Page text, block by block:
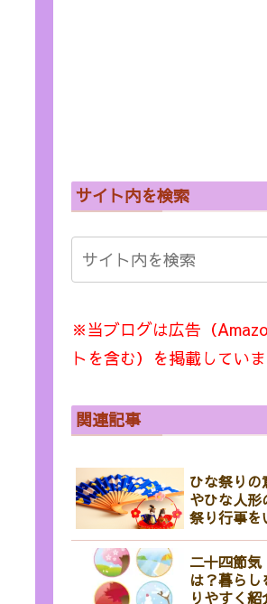
サイト内を検索
※当ブログは広告（
トを含む）を掲載してい
関連記事
ひな祭りの
やひな人形
祭り行事を
二十四節気
は？暮ら
りやすく